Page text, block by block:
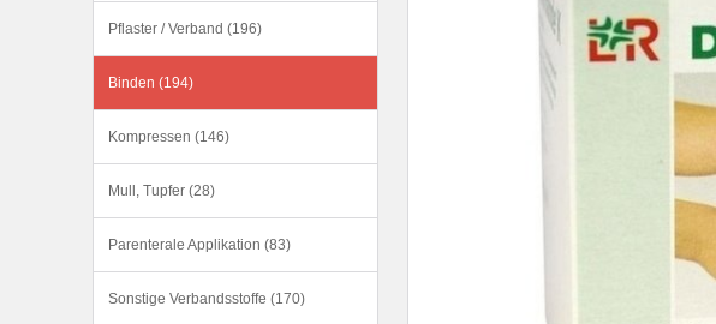
Pflaster / Verband (196)
Binden (194)
Kompressen (146)
Mull, Tupfer (28)
Parenterale Applikation (83)
Sonstige Verbandsstoffe (170)